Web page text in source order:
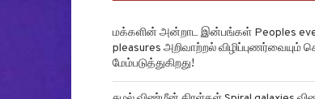
மக்களின் அன்றாட இன்பங்கள் Peoples
pleasures அறிவாற்றல் விழிப்புணர்வையும்
மேம்படுத்துகிறது!